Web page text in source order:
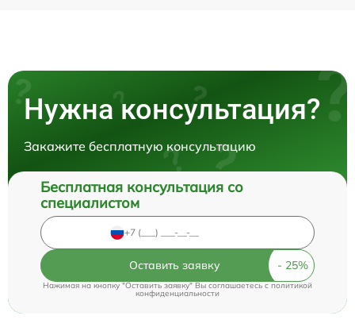
Нужна консультация?
Закажите бесплатную консультацию
Бесплатная консультация со
специалистом
Оставить заявку
Нажимая на кнопку "Оставить заявку" Вы соглашаетесь cполитикой
конфиденциальности